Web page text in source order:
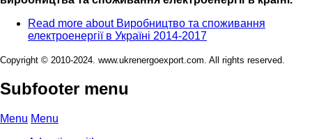
Read more about Виробництво та споживання
електроенергії в Україні 2014-2017
Copyright © 2010-2024. www.ukrenergoexport.com. All rights reserved.
Subfooter menu
Menu Menu